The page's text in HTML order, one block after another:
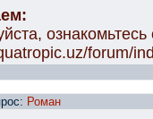
forum/
Роман